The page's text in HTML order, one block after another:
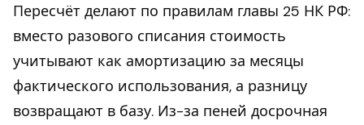
Пересчёт делают по правилам главы 25 НК РФ:
вместо разового списания стоимость
учитывают как амортизацию за месяцы
фактического использования, а разницу
возвращают в базу. Из-за пеней досрочная